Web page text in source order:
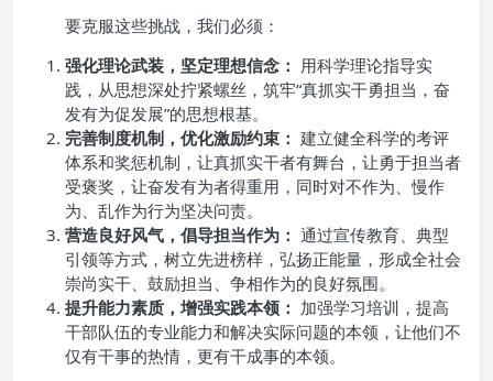
要克服这些挑战，我们必须：
强化理论武装，坚定理想信念： 用科学理论指导实
践，从思想深处拧紧螺丝，筑牢“真抓实干勇担当，奋
发有为促发展”的思想根基。
完善制度机制，优化激励约束： 建立健全科学的考评
体系和奖惩机制，让真抓实干者有舞台，让勇于担当者
受褒奖，让奋发有为者得重用，同时对不作为、慢作
为、乱作为行为坚决问责。
营造良好风气，倡导担当作为： 通过宣传教育、典型
引领等方式，树立先进榜样，弘扬正能量，形成全社会
崇尚实干、鼓励担当、争相作为的良好氛围。
提升能力素质，增强实践本领： 加强学习培训，提高
干部队伍的专业能力和解决实际问题的本领，让他们不
仅有干事的热情，更有干成事的本领。